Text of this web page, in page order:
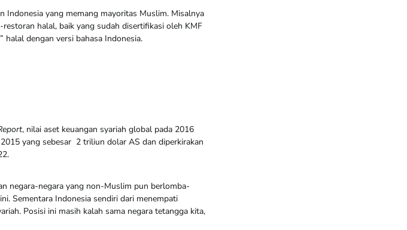
Indonesia yang memang mayoritas Muslim. Misalnya
halal, baik yang sudah disertifikasi oleh KMF
halal dengan versi bahasa Indonesia.
, nilai aset keuangan syariah global pada 2016
yang sebesar 2 triliun dolar AS dan diperkirakan
negara-negara yang non-Muslim pun berlomba-
Sementara Indonesia sendiri dari menempati
Posisi ini masih kalah sama negara tetangga kita,